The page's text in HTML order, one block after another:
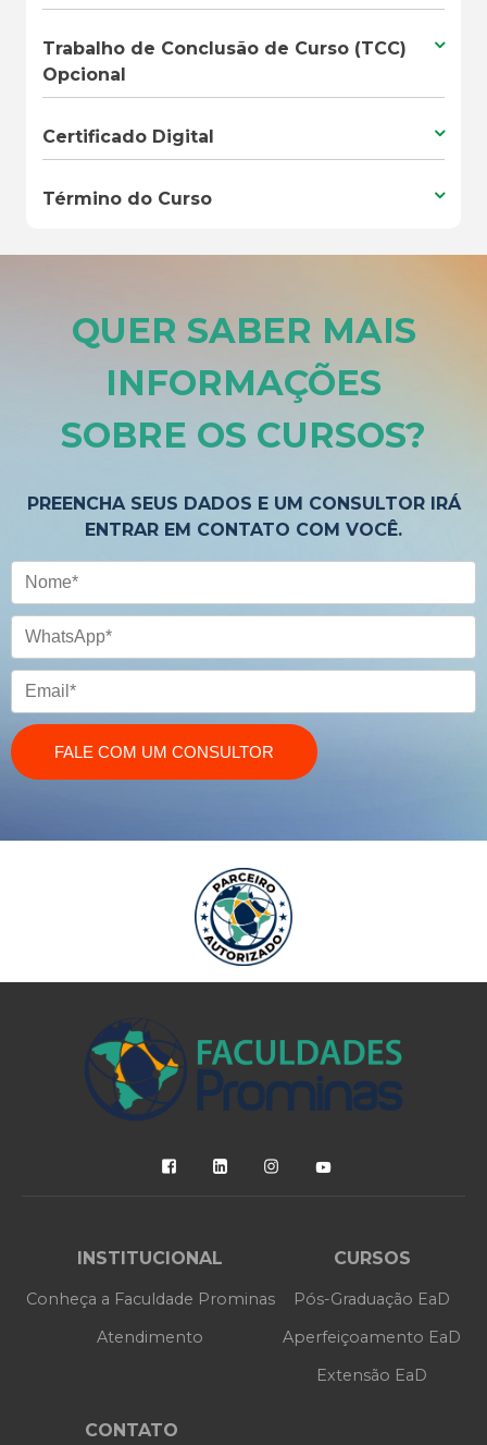
Trabalho de Conclusão de Curso (TCC)
Opcional
Certificado Digital
Término do Curso
QUER SABER MAIS
INFORMAÇÕES
SOBRE OS CURSOS?
PREENCHA SEUS DADOS E UM CONSULTOR IRÁ
ENTRAR EM CONTATO COM VOCÊ.
Nome
WhatsApp
Email
FALE COM UM CONSULTOR
INSTITUCIONAL
Conheça a Faculdade Prominas
Atendimento
CURSOS
Pós-Graduação EaD
Aperfeiçoamento EaD
Extensão EaD
CONTATO